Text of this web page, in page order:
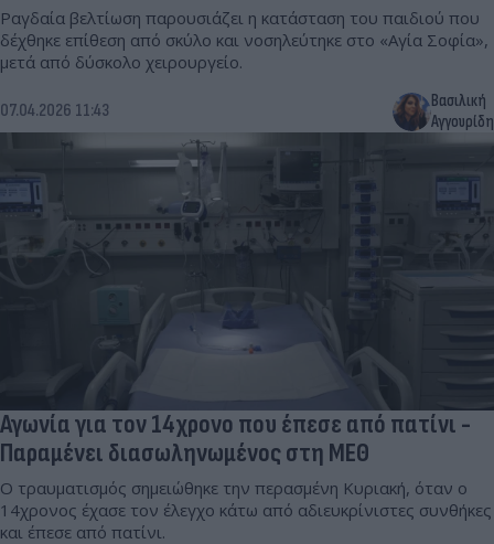
Ραγδαία βελτίωση παρουσιάζει η κατάσταση του παιδιού που
δέχθηκε επίθεση από σκύλο και νοσηλεύτηκε στο «Αγία Σοφία»,
μετά από δύσκολο χειρουργείo.
07.04.2026 11:43
Βασιλική
Αγγουρίδη
Αγωνία για τον 14χρονο που έπεσε από πατίνι -
Παραμένει διασωληνωμένος στη ΜΕΘ
Ο τραυματισμός σημειώθηκε την περασμένη Κυριακή, όταν ο
14χρονος έχασε τον έλεγχο κάτω από αδιευκρίνιστες συνθήκες
και έπεσε από πατίνι.